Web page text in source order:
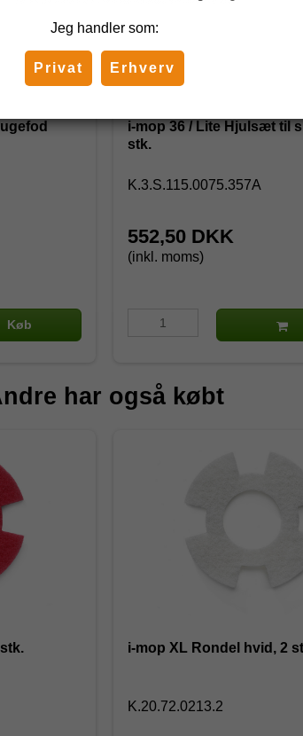
Køb
i-mop 36 / Lite Hjulsæt til
stk.
K.3.S.115.0075.357A
552,50 DKK
(inkl. moms)
har også købt
i-mop XL Rondel hvid, 2
K.20.72.0213.2
Jeg handler som:
Privat Erhverv